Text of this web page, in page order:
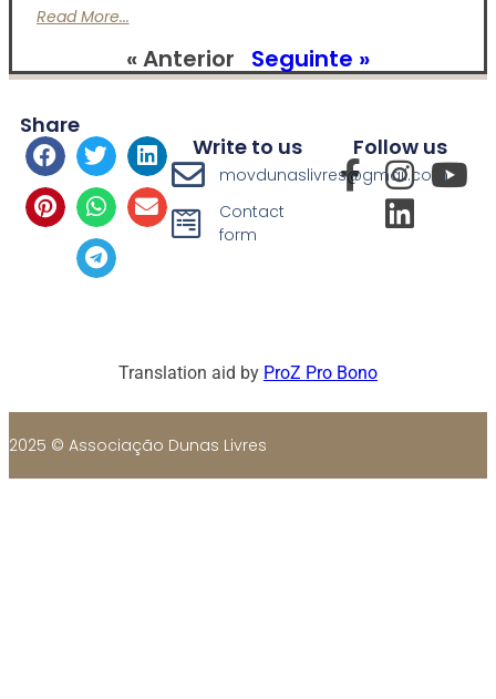
Read More...
« Anterior Seguinte »
Share
Write to us
movdunaslivres@gmail.com
Contact
form
Follow us
Translation aid by ProZ Pro Bono
2025 © Associação Dunas Livres